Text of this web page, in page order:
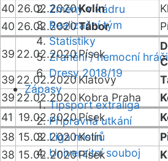
Změny v kádru
Realizační tým
Statistiky
Zranění / nemocní hráči
Dresy 2018/19
Zápasy
Tipsport extraliga
Přípravná utkání
Liga mistrů
Univerzitní souboj
40 26.02.2020Kolín
40 26.02.2020Tábor
39 22.02.2020Písek
39 22.02.2020Klatovy
39 22.02.2020 Kobra Praha
41 19.02.2020Písek
38 15.02.2020Kolín
38 15.02.2020Písek